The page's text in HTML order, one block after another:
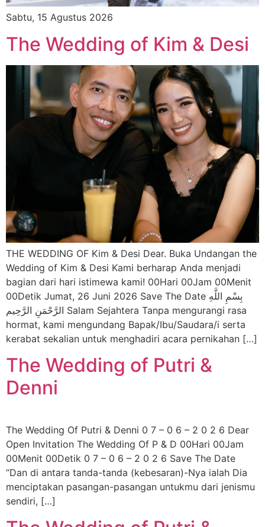
Sabtu, 15 Agustus 2026
The Wedding of Kim & Desi
THE WEDDING OF Kim & Desi Dear. Buka Undangan the
Wedding of Kim & Desi Kami berharap Anda menjadi
bagian dari hari istimewa kami! 00Hari 00Jam 00Menit
00Detik Jumat, 26 Juni 2026 Save The Date بِسْمِ اللَّهِ
الرَّحْمَنِ الرَّحِيم Salam Sejahtera Tanpa mengurangi rasa
hormat, kami mengundang Bapak/Ibu/Saudara/i serta
kerabat sekalian untuk menghadiri acara pernikahan […]
The Wedding of Putri &
Denni
The Wedding Of Putri & Denni 0 7 – 0 6 – 2 0 2 6 Dear
Open Invitation The Wedding Of P & D 00Hari 00Jam
00Menit 00Detik 0 7 – 0 6 – 2 0 2 6 Save The Date
“Dan di antara tanda-tanda (kebesaran)-Nya ialah Dia
menciptakan pasangan-pasangan untukmu dari jenismu
sendiri, […]